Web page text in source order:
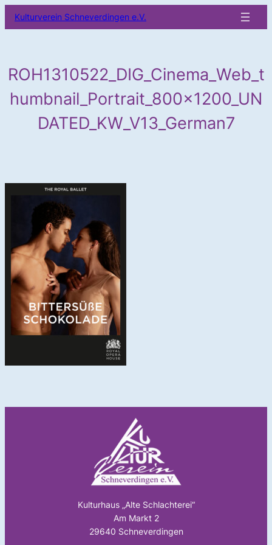
Inhalt
Kulturverein Schneverdingen e.V.
ROH1310522_DIG_Cinema_Web_t
humbnail_Portrait_800x1200_UN
DATED_KW_V13_German7
Kulturhaus „Alte Schlachterei“
Am Markt 2
29640 Schneverdingen